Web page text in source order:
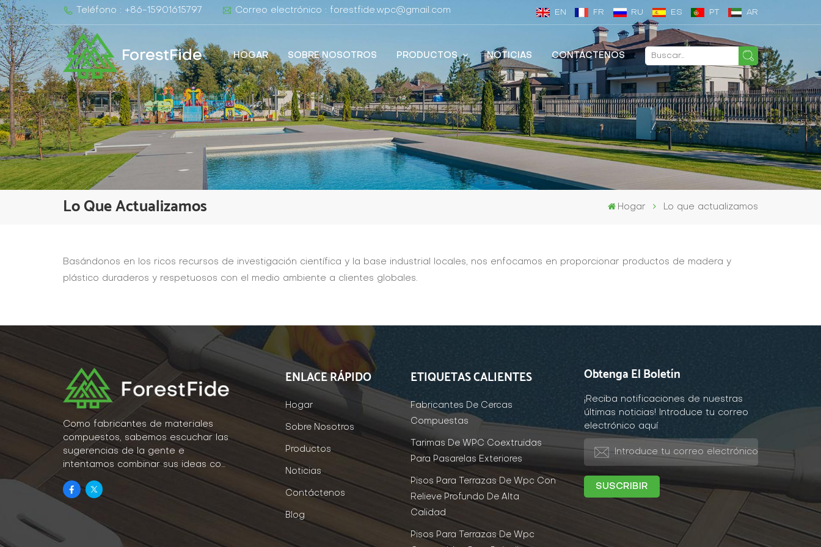
Teléfono : +86-15901615797 Correo electrónico : forestfide.wpc@gmail.com EN FR RU ES PT AR
ForestFide HOGAR SOBRE NOSOTROS PRODUCTOS NOTICIAS CONTÁCTENOS
Lo Que Actualizamos Hogar Lo que actualizamos
Basándonos en los ricos recursos de investigación científica y la base industrial locales, nos enfocamos en proporcionar productos de madera y
plástico duraderos y respetuosos con el medio ambiente a clientes globales.
Como fabricantes de materiales
compuestos, sabemos escuchar las
sugerencias de la gente e
intentamos combinar sus ideas con
la realidad como parte de nuestro
estilo de vida.
ENLACE RÁPIDO
Hogar
Sobre Nosotros
Productos
Noticias
Contáctenos
Blog
ETIQUETAS CALIENTES
Fabricantes De Cercas
Compuestas
Tarimas De WPC Coextruidas
Para Pasarelas Exteriores
Pisos Para Terrazas De Wpc Con
Relieve Profundo De Alta
Calidad
Pisos Para Terrazas De Wpc
Obtenga El Boletín
¡Reciba notificaciones de nuestras
últimas noticias! Introduce tu correo
electrónico aquí